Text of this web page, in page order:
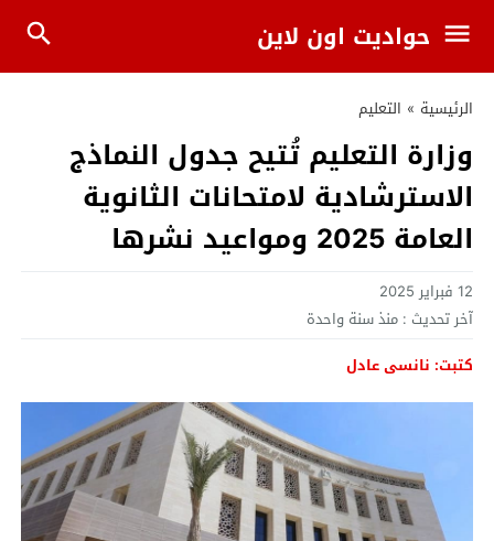
حواديت اون لاين
الرئيسية » التعليم
وزارة التعليم تُتيح جدول النماذج
الاسترشادية لامتحانات الثانوية
العامة 2025 ومواعيد نشرها
12 فبراير 2025
آخر تحديث : منذ سنة واحدة
كتبت: نانسى عادل